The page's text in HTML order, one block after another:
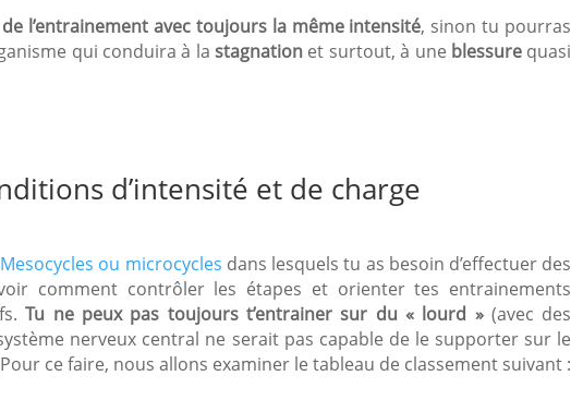
l’entrainement avec toujours la même intensité, sinon tu pourras
qui conduira à la stagnation et surtout, à une blessurequasi
d’intensité et de charge
Mesocycles ou microcycles dans lesquels tu as besoin d’effectuer des
comment contrôler les étapes et orienter tes entrainements
Tu ne peux pas toujours t’entrainer sur du « lourd »(avec des
nerveux central ne serait pas capable de le supporter sur le
ce faire, nous allons examiner le tableau de classement suivant :